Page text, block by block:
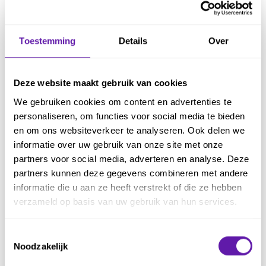
Toestemming Details Over
Deze website maakt gebruik van cookies
We gebruiken cookies om content en advertenties te
personaliseren, om functies voor social media te bieden
en om ons websiteverkeer te analyseren. Ook delen we
informatie over uw gebruik van onze site met onze
partners voor social media, adverteren en analyse. Deze
partners kunnen deze gegevens combineren met andere
informatie die u aan ze heeft verstrekt of die ze hebben
verzameld op basis van uw gebruik van hun services.
Noodzakelijk
Kanban
Flow
Kanban practices
Service Level Expectation
(SLE)
Wet van Little